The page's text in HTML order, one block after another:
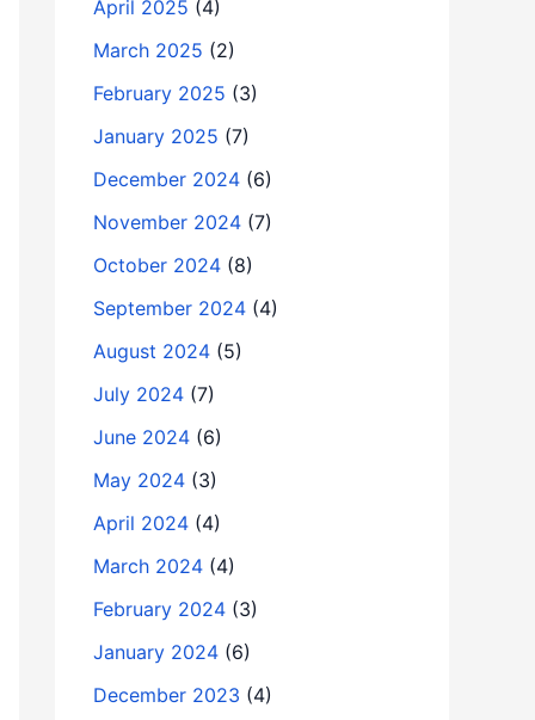
April 2025 (4)
March 2025 (2)
February 2025 (3)
January 2025 (7)
December 2024 (6)
November 2024 (7)
October 2024 (8)
September 2024 (4)
August 2024 (5)
July 2024 (7)
June 2024 (6)
May 2024 (3)
April 2024 (4)
March 2024 (4)
February 2024 (3)
January 2024 (6)
December 2023 (4)